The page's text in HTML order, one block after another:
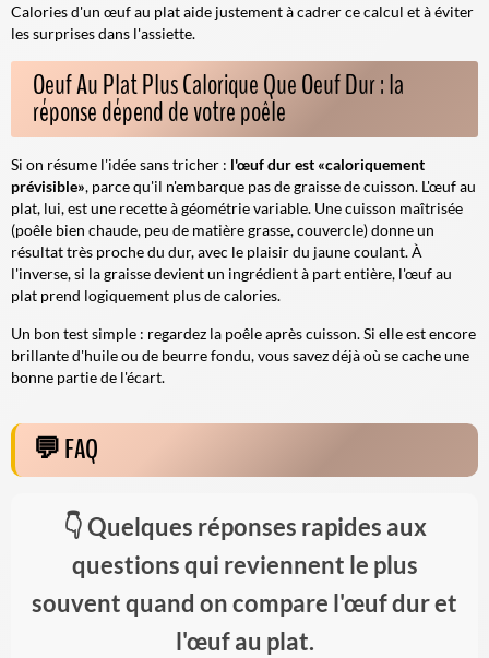
Calories d'un œuf au plat aide justement à cadrer ce calcul et à éviter
les surprises dans l'assiette.
Oeuf Au Plat Plus Calorique Que Oeuf Dur : la
réponse dépend de votre poêle
Si on résume l'idée sans tricher : l'œuf dur est «caloriquement
prévisible», parce qu'il n'embarque pas de graisse de cuisson. L'œuf au
plat, lui, est une recette à géométrie variable. Une cuisson maîtrisée
(poêle bien chaude, peu de matière grasse, couvercle) donne un
résultat très proche du dur, avec le plaisir du jaune coulant. À
l'inverse, si la graisse devient un ingrédient à part entière, l'œuf au
plat prend logiquement plus de calories.
Un bon test simple : regardez la poêle après cuisson. Si elle est encore
brillante d'huile ou de beurre fondu, vous savez déjà où se cache une
bonne partie de l'écart.
FAQ
Quelques réponses rapides aux
questions qui reviennent le plus
souvent quand on compare l'œuf dur et
l'œuf au plat.